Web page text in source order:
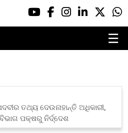
☰
ତଥ୍ୟ ଦେଉନାହାନ୍ତି ଅଧିକାରୀ,
ପକ୍ଷରୁ ନିର୍ଦ୍ଦେଶ